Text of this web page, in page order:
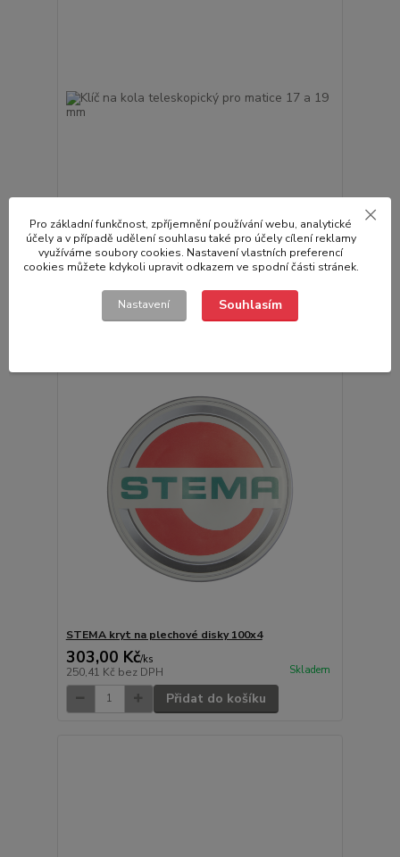
Klíč na kola teleskopický pro matice 17 a 19 mm
223,00 Kč/ks
184,30 Kčbez DPH
Přidat do košíku
STEMA kryt na plechové disky 100x4
303,00 Kč/ks
250,41 Kč bez DPH Skladem
Přidat do košíku
Pro základní funkčnost, zpříjemnění používání webu, analytické
účely a v případě udělení souhlasu také pro účely cílení reklamy
využíváme soubory cookies. Nastavení vlastních preferencí
cookies můžete kdykoli upravit odkazem ve spodní části stránek.
Nastavení Souhlasím